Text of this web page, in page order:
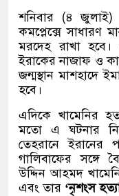
শনিবার (৪ জুলাই)
কমপ্লেক্সে সাধারণ
মরদেহ রাখা
ইরাকের নাজাফ ও
জন্মস্থান মাশহাদে
হবে।
এদিকে খামেনির
মতো এ ঘটনার
তেহরানে ইরানের
গালিবাফের সঙ্গে
উদ্দিন আহমদ
এবং তার ‘নৃশংস